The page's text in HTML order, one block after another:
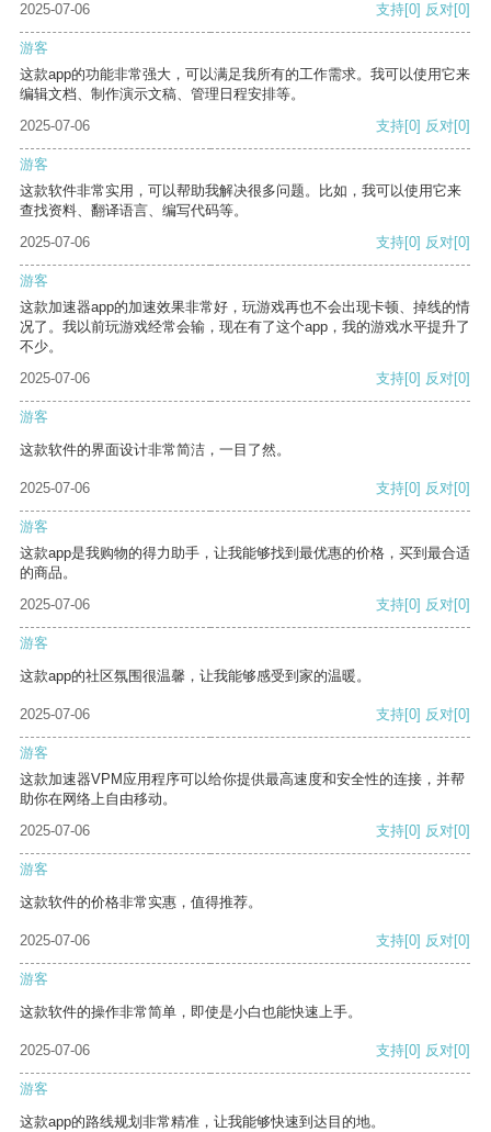
2025-07-06
支持[0] 反对[0]
游客
这款app的功能非常强大，可以满足我所有的工作需求。我可以使用它来
编辑文档、制作演示文稿、管理日程安排等。
2025-07-06
支持[0] 反对[0]
游客
这款软件非常实用，可以帮助我解决很多问题。比如，我可以使用它来
查找资料、翻译语言、编写代码等。
2025-07-06
支持[0] 反对[0]
游客
这款加速器app的加速效果非常好，玩游戏再也不会出现卡顿、掉线的情
况了。我以前玩游戏经常会输，现在有了这个app，我的游戏水平提升了
不少。
2025-07-06
支持[0] 反对[0]
游客
这款软件的界面设计非常简洁，一目了然。
2025-07-06 支持[0] 反对[0]
游客
这款app是我购物的得力助手，让我能够找到最优惠的价格，买到最合适
的商品。
2025-07-06
支持[0] 反对[0]
游客
这款app的社区氛围很温馨，让我能够感受到家的温暖。
2025-07-06 支持[0] 反对[0]
游客
这款加速器VPM应用程序可以给你提供最高速度和安全性的连接，并帮
助你在网络上自由移动。
2025-07-06
支持[0] 反对[0]
游客
这款软件的价格非常实惠，值得推荐。
2025-07-06 支持[0] 反对[0]
游客
这款软件的操作非常简单，即使是小白也能快速上手。
2025-07-06 支持[0] 反对[0]
游客
这款app的路线规划非常精准，让我能够快速到达目的地。